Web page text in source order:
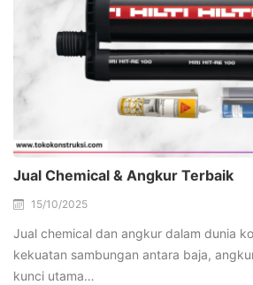
Jual Chemical & Angkur Terbaik
15/10/2025
Jual chemical dan angkur dalam dunia
kekuatan sambungan antara baja,
kunci utama…